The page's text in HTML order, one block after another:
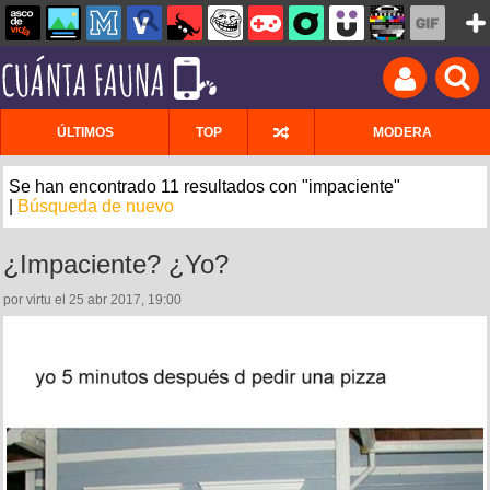
ÚLTIMOS TOP MODERA
Se han encontrado 11 resultados con "impaciente"
Búsqueda de nuevo
¿Impaciente? ¿Yo?
por virtu el 25 abr 2017, 19:00